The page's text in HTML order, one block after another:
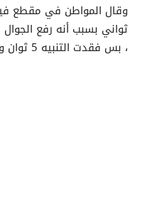
، بس فقدت التنبيه 5 ثوان ودخلت تحت تريلا.